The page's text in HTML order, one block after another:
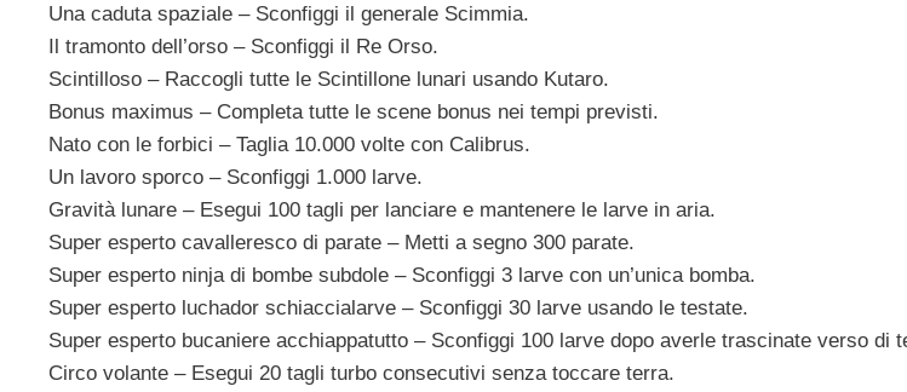
Una caduta spaziale – Sconfiggi il generale Scimmia.
Il tramonto dell’orso – Sconfiggi il Re Orso.
Scintilloso – Raccogli tutte le Scintillone lunari usando Kutaro.
Bonus maximus – Completa tutte le scene bonus nei tempi previsti.
Nato con le forbici – Taglia 10.000 volte con Calibrus.
Un lavoro sporco – Sconfiggi 1.000 larve.
Gravità lunare – Esegui 100 tagli per lanciare e mantenere le larve in aria.
Super esperto cavalleresco di parate – Metti a segno 300 parate.
Super esperto ninja di bombe subdole – Sconfiggi 3 larve con un’unica bomba.
Super esperto luchador schiaccialarve – Sconfiggi 30 larve usando le testate.
Super esperto bucaniere acchiappatutto – Sconfiggi 100 larve dopo averle trascinate verso di
Circo volante – Esegui 20 tagli turbo consecutivi senza toccare terra.